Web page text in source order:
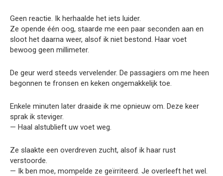
Geen reactie. Ik herhaalde het iets luider.
Ze opende één oog, staarde me een paar seconden aan en
sloot het daarna weer, alsof ik niet bestond. Haar voet
bewoog geen millimeter.
De geur werd steeds vervelender. De passagiers om me heen
begonnen te fronsen en keken ongemakkelijk toe.
Enkele minuten later draaide ik me opnieuw om. Deze keer
sprak ik steviger.
— Haal alstublieft uw voet weg.
Ze slaakte een overdreven zucht, alsof ik haar rust
verstoorde.
— Ik ben moe, mompelde ze geïrriteerd. Je overleeft het wel.